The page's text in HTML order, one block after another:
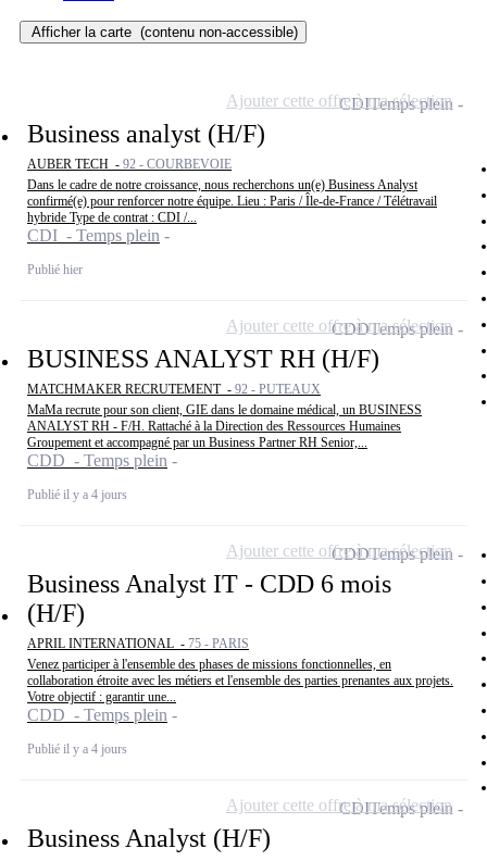
Afficher la carte (contenu non-accessible)
Business analyst (H/F)
AUBER TECH - 92 - COURBEVOIE
Dans le cadre de notre croissance, nous recherchons un(e) Business Analyst
confirmé(e) pour renforcer notre équipe. Lieu : Paris / Île-de-France / Télétravail
hybride Type de contrat : CDI /...
CDI - Temps plein
Publié hier
CDITemps plein
Ajouter cette offre à ma sélection
BUSINESS ANALYST RH (H/F)
MATCHMAKER RECRUTEMENT - 92 - PUTEAUX
MaMa recrute pour son client, GIE dans le domaine médical, un BUSINESS
ANALYST RH - F/H. Rattaché à la Direction des Ressources Humaines
Groupement et accompagné par un Business Partner RH Senior,...
CDD - Temps plein
Publié il y a 4 jours
CDDTemps plein
Ajouter cette offre à ma sélection
Business Analyst IT - CDD 6 mois
(H/F)
APRIL INTERNATIONAL - 75 - PARIS
Venez participer à l'ensemble des phases de missions fonctionnelles, en
collaboration étroite avec les métiers et l'ensemble des parties prenantes aux projets.
Votre objectif : garantir une...
CDD - Temps plein
Publié il y a 4 jours
CDDTemps plein
Ajouter cette offre à ma sélection
Business Analyst (H/F)
CDITemps plein
Ajouter cette offre à ma sélection